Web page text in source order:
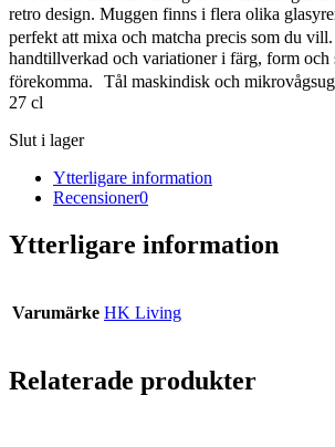
retro design. Muggen finns i flera olika
perfekt att mixa och matcha precis som du
handtillverkad och variationer i färg, form och
förekomma. Tål maskindisk och
27 cl
Slut i lager
Ytterligare information
Recensioner0
Ytterligare information
Varumärke HK Living
Relaterade produkter